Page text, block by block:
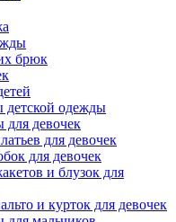
брюк
одежды
девочек
для девочек
для девочек
и блузок для
и курток для девочек